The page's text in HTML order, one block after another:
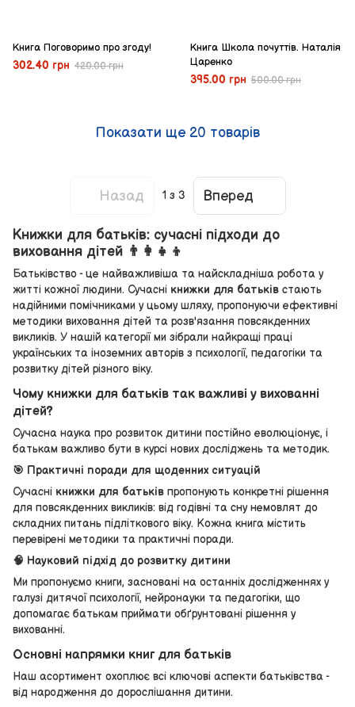
Книга Поговоримо про згоду!
302.40 грн 420.00 грн
Книга Школа почуттів. Наталія
Царенко
395.00 грн 500.00 грн
Показати ще 20 товарів
Назад 1 з 3 Вперед
Книжки для батьків: сучасні підходи до
виховання дітей 👨‍👩‍👧‍👦
Батьківство - це найважливіша та найскладніша робота у
житті кожної людини. Сучасні книжки для батьків стають
надійними помічниками у цьому шляху, пропонуючи ефективні
методики виховання дітей та розв'язання повсякденних
викликів. У нашій категорії ми зібрали найкращі праці
українських та іноземних авторів з психології, педагогіки та
розвитку дітей різного віку.
Чому книжки для батьків так важливі у вихованні
дітей?
Сучасна наука про розвиток дитини постійно еволюціонує, і
батькам важливо бути в курсі нових досліджень та методик.
🎯 Практичні поради для щоденних ситуацій
Сучасні книжки для батьків пропонують конкретні рішення
для повсякденних викликів: від годівні та сну немовлят до
складних питань підліткового віку. Кожна книга містить
перевірені методики та практичні поради.
🧠 Науковий підхід до розвитку дитини
Ми пропонуємо книги, засновані на останніх дослідженнях у
галузі дитячої психології, нейронауки та педагогіки, що
допомагає батькам приймати обґрунтовані рішення у
вихованні.
Основні напрямки книг для батьків
Наш асортимент охоплює всі ключові аспекти батьківства -
від народження до дорослішання дитини.